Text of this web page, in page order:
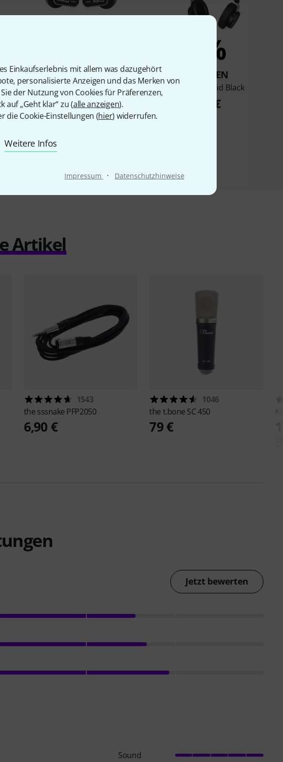
Einkaufserlebnis mit allem was dazugehört
personalisierte Anzeigen und das Merken von
der Nutzung von Cookies für Präferenzen,
auf „Geht klar“ zu (alle anzeigen).
die Cookie-Einstellungen (hier) widerrufen.
Weitere Infos
Impressum · Datenschutzhinweise
KAUFTEN
AKG N5 Hybrid Black
149 €
2%
KAUFTEN
AKG N9 Hybrid Black
199 €
Artikel
1543
the sssnake PFP2050
6,90 €
1046
the t.bone SC 450
79 €
Jetzt bewerten
Sound